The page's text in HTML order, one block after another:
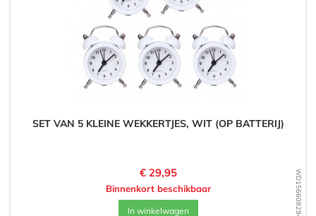
WD1566082944
SET VAN 5 KLEINE WEKKERTJES, WIT (OP BATTERIJ)
Prijs
€ 29,95
Binnenkort beschikbaar
In winkelwagen